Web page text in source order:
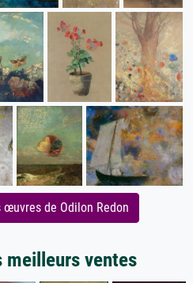
œuvres de Odilon Redon
meilleurs ventes